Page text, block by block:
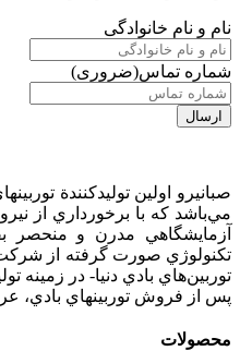
نام و نام خانوادگی
شماره تماس(ضروری)
صبانيرو اولين توليدكنندة
مي‌باشد كه با برخورداري از
آزمايشگاهي مدرن و منحصر
تكنولوژي صورت گرفته از
توربين‌هاي بادي دنيا- در زمينه
پس از فروش توربينهاي بادي،
محصولات